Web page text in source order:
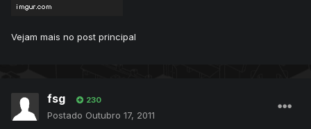
Vejam mais no post principal
fsg 230
Postado Outubro 17, 2011